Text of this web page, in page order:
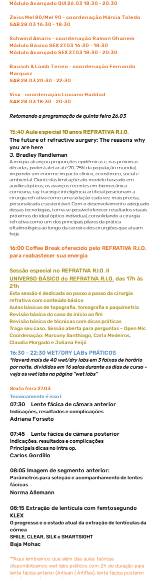
Módulo Avançado QUI 26.03 18:30 - 20:30
Zeiss Mel 80/Mel 90 - coordenação Márcia Toledo
SAB 28.03 16:30 - 18:30
Schwind Amaris - coordenação Ramon Ghanem
Módulo Básico SEX 27.03 16:30 - 18:30
Módulo Avançado SEX 27.03 18:30 - 20:30
Bausch & Lomb Teneo - coordenação Fernando
Marquez
SAB 28.03 20:30 - 22:30
Visx - coordenação Luciano Haddad
SAB 28.03 18:30 - 20:30
Retomando a programação de quinta feira 26.03
15:40 Aula especial 10 anos REFRATIVA R.I.O.
The future of refractive surgery: The reasons why
you are here
J. Bradley Randleman
A miopia alcançou proporções epidêmicas e, nas próximas
décadas, poderá afetar até 70–75% da população mundial,
impondo um enorme impacto clínico, econômico, social e
ambiental. Diante das limitações do modelo baseado em
auxílios ópticos, os avanços recentes em biomecânica
corneana, ray tracing e inteligência artificial posicionam a
cirurgia refrativa como uma solução cada vez mais precisa,
personalizada e sustentável. Com o desenvolvimento adequado
dessas tecnologias, torna-se possível oferecer resultados visuais
próximos do ideal óptico individual, consolidando a cirurgia
refrativa como um dos principais pilares da prática
oftalmológica ao longo da carreira dos cirurgiões que atuam
hoje.
16:00 Coffee Break oferecido pelo REFRATIVA R.I.O.
para reabastecer sua energia
Sessão especial no REFRATIVA R.I.O. II
UNIVERSO BÁSICO do REFRATIVA R.I.O. das 17h às
21h
Esta sessão é dedicada ao passo a passo da cirurgia
refrativa com conteúdo básico
Aulas básicas de topografia, tomografia e paquimetria
Revisão básica do caso do início ao fim
Revisão básica de técnicas com dicas práticas
Traga seu caso. Sessão aberta para perguntas – Open Mic
Coordenação: Marcony Santhiago, Carla Medeiros,
Claudia Morgado e Juliana Feijó
16:30 - 22:30 WET/DRY LABs PRÁTICOS
*Haverá mais de 40 wet/dry labs em 3 faixas de horário
por noite, divididosem 16 salas durante os dias de curso –
veja os wet labs na página "wet labs"
Sexta feira 27.03
Tecnicamente é isso I
07:30 Lente fácica de câmara anterior
Indicações, resultados e complicações
Adriana Forseto
07:45 Lente fácica de câmara posterior
Indicações, resultados e complicações
Principais dicas no intra op.
Carlos Gordillo
08:05 Imagem de segmento anterior:
Parâmetros para seleção e acompanhamento de lentes
fácicas
Norma Allemann
08:15 Extração de lentícula com femtosegundo
KLEX
O progresso e o estado atual da extração de lentículas da
córnea
SMILE, CLEAR, SILK e SMARTSIGHT
Baja Mohac
**Aqui lembramos que além das aulas teóricas
disponibilizamos wet labs práticos com 2h de duração para
lente fácica anterior (Artisan | Artiflex), lente fácica posterior